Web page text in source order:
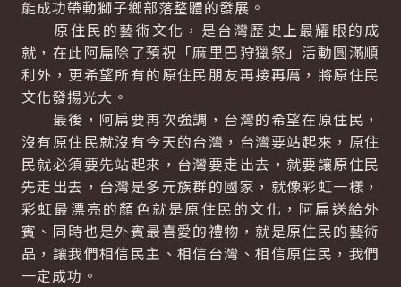
能成功帶動獅子鄉部落整體的發展。
原住民的藝術文化，是台灣歷史上最耀眼的成
就，在此阿扁除了預祝「麻里巴狩獵祭」活動圓滿順
利外，更希望所有的原住民朋友再接再厲，將原住民
文化發揚光大。
最後，阿扁要再次強調，台灣的希望在原住民，
沒有原住民就沒有今天的台灣，台灣要站起來，原住
民就必須要先站起來，台灣要走出去，就要讓原住民
先走出去，台灣是多元族群的國家，就像彩虹一樣，
彩虹最漂亮的顏色就是原住民的文化，阿扁送給外
賓、同時也是外賓最喜愛的禮物，就是原住民的藝術
品，讓我們相信民主、相信台灣、相信原住民，我們
一定成功。